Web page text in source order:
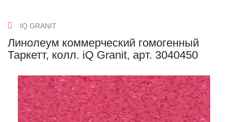
IQ GRANIT
Линолеум коммерческий гомогенный
Таркетт, колл. iQ Granit, арт. 3040450